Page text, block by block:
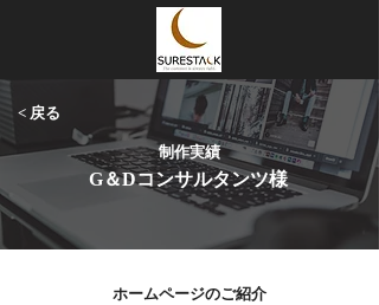
< 戻る
制作実績
G＆Dコンサルタンツ様
​ホームページのご紹介